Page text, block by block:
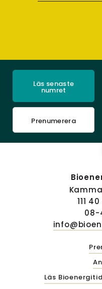
Läs senaste
numret
Prenumerera
111
08-
Läs